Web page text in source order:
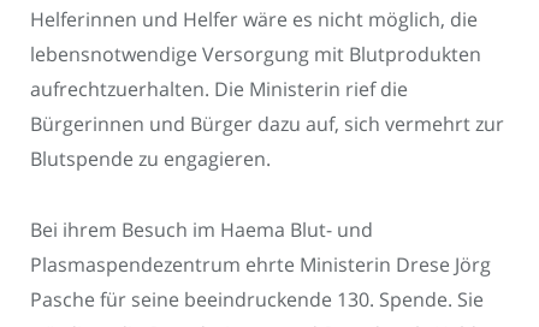
Helferinnen und Helfer wäre es nicht möglich, die
lebensnotwendige Versorgung mit Blutprodukten
aufrechtzuerhalten. Die Ministerin rief die
Bürgerinnen und Bürger dazu auf, sich vermehrt zur
Blutspende zu engagieren.
Bei ihrem Besuch im Haema Blut- und
Plasmaspendezentrum ehrte Ministerin Drese Jörg
Pasche für seine beeindruckende 130. Spende. Sie